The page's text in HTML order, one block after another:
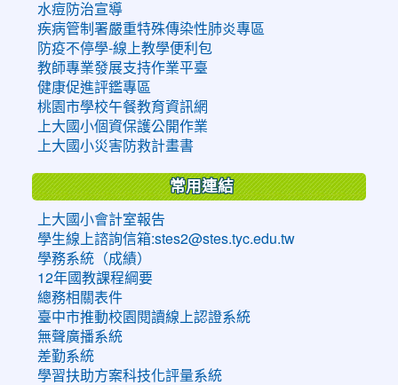
水痘防治宣導
疾病管制署嚴重特殊傳染性肺炎專區
防疫不停學-線上教學便利包
教師專業發展支持作業平臺
健康促進評鑑專區
桃園市學校午餐教育資訊網
上大國小個資保護公開作業
上大國小災害防救計畫書
常用連結
上大國小會計室報告
學生線上諮詢信箱:stes2@stes.tyc.edu.tw
學務系統（成績）
12年國教課程綱要
總務相關表件
臺中市推動校園閱讀線上認證系統
無聲廣播系統
差勤系統
學習扶助方案科技化評量系統